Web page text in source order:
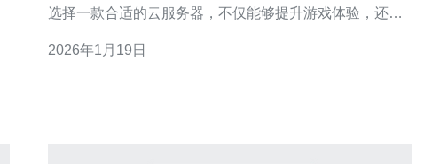
选择一款合适的云服务器，不仅能够提升游戏体验，还能
华要点： 1. 网络延迟至关重要 2. 服务器性能决定游戏流畅
2026年1月19日